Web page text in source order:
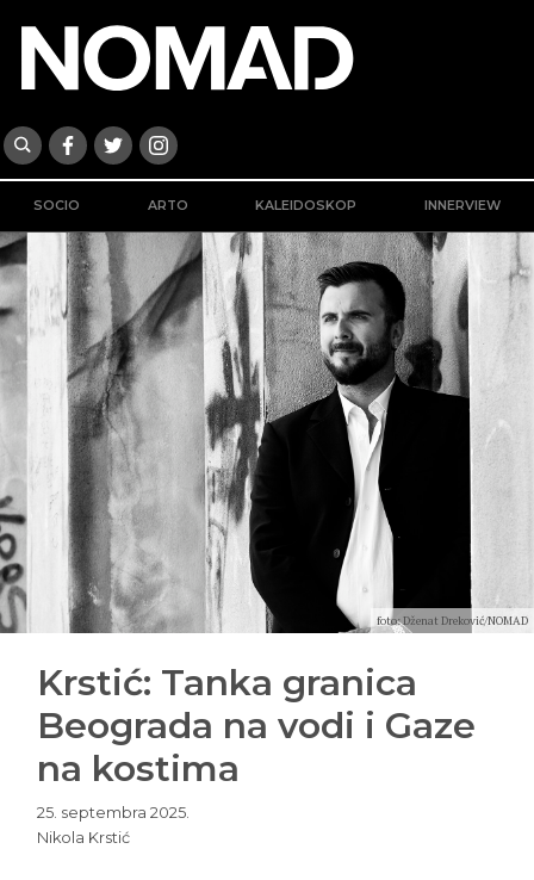
SOCIO ARTO KALEIDOSKOP INNERVIEW
foto: Dženat Dreković/NOMAD
Krstić: Tanka granica
Beograda na vodi i Gaze
na kostima
25. septembra 2025.
Nikola Krstić